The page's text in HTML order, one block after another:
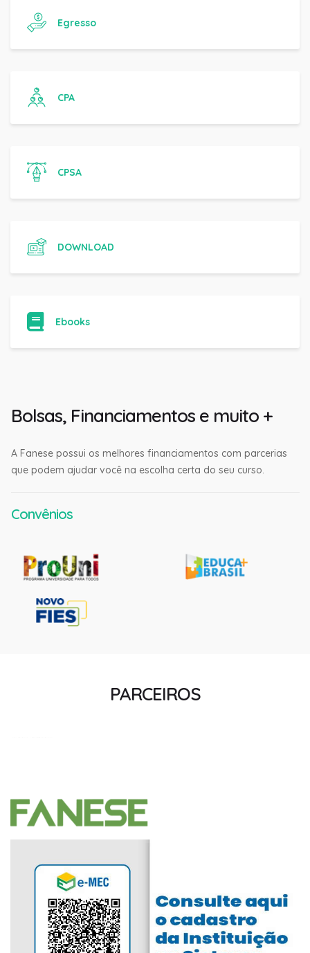
Egresso
CPA
CPSA
DOWNLOAD
Ebooks
Bolsas, Financiamentos e muito +
A Fanese possui os melhores financiamentos com parcerias
que podem ajudar você na escolha certa do seu curso.
Convênios
PARCEIROS